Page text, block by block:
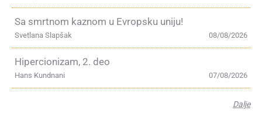
Sa smrtnom kaznom u Evropsku uniju!
08/08/2026
Svetlana Slapšak
Hipercionizam, 2. deo
07/08/2026
Hans Kundnani
Dalje